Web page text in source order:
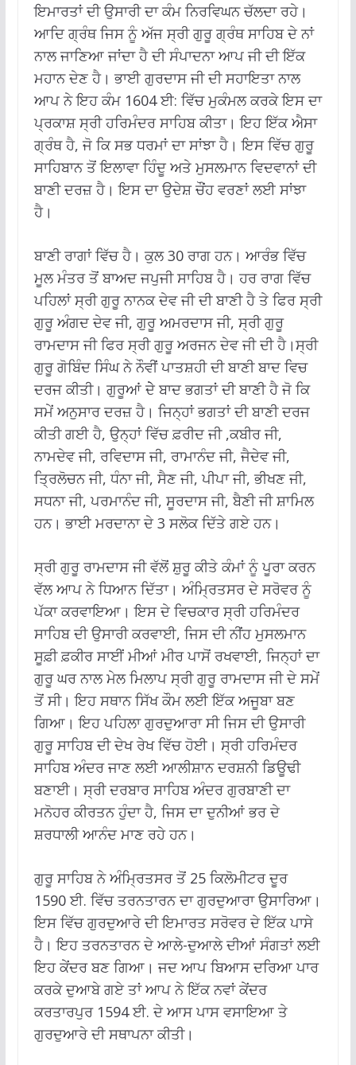
ਇਮਾਰਤਾਂ ਦੀ ਉਸਾਰੀ ਦਾ ਕੰਮ ਨਿਰਵਿਘਨ ਚੱਲਦਾ ਰਹੇ।
ਆਦਿ ਗ੍ਰੰਥ ਜਿਸ ਨੂੰ ਅੱਜ ਸ੍ਰੀ ਗੁਰੂ ਗ੍ਰੰਥ ਸਾਹਿਬ ਦੇ ਨਾਂ
ਨਾਲ ਜਾਣਿਆ ਜਾਂਦਾ ਹੈ ਦੀ ਸੰਪਾਦਨਾ ਆਪ ਜੀ ਦੀ ਇੱਕ
ਮਹਾਨ ਦੇਣ ਹੈ। ਭਾਈ ਗੁਰਦਾਸ ਜੀ ਦੀ ਸਹਾਇਤਾ ਨਾਲ
ਆਪ ਨੇ ਇਹ ਕੰਮ 1604 ਈ: ਵਿੱਚ ਮੁਕੰਮਲ ਕਰਕੇ ਇਸ ਦਾ
ਪ੍ਰਕਾਸ਼ ਸ੍ਰੀ ਹਰਿਮੰਦਰ ਸਾਹਿਬ ਕੀਤਾ। ਇਹ ਇੱਕ ਐਸਾ
ਗ੍ਰੰਥ ਹੈ, ਜੋ ਕਿ ਸਭ ਧਰਮਾਂ ਦਾ ਸਾਂਝਾ ਹੈ। ਇਸ ਵਿੱਚ ਗੁਰੂ
ਸਾਹਿਬਾਨ ਤੋਂ ਇਲਾਵਾ ਹਿੰਦੂ ਅਤੇ ਮੁਸਲਮਾਨ ਵਿਦਵਾਨਾਂ ਦੀ
ਬਾਣੀ ਦਰਜ਼ ਹੈ। ਇਸ ਦਾ ਉਦੇਸ਼ ਚੌਂਹ ਵਰਣਾਂ ਲਈ ਸਾਂਝਾ
ਹੈ।
ਬਾਣੀ ਰਾਗਾਂ ਵਿੱਚ ਹੈ। ਕੁਲ 30 ਰਾਗ ਹਨ। ਆਰੰਭ ਵਿੱਚ
ਮੂਲ ਮੰਤਰ ਤੋਂ ਬਾਅਦ ਜਪੁਜੀ ਸਾਹਿਬ ਹੈ। ਹਰ ਰਾਗ ਵਿੱਚ
ਪਹਿਲਾਂ ਸ੍ਰੀ ਗੁਰੂ ਨਾਨਕ ਦੇਵ ਜੀ ਦੀ ਬਾਣੀ ਹੈ ਤੇ ਫਿਰ ਸ੍ਰੀ
ਗੁਰੂ ਅੰਗਦ ਦੇਵ ਜੀ, ਗੁਰੂ ਅਮਰਦਾਸ ਜੀ, ਸ੍ਰੀ ਗੁਰੂ
ਰਾਮਦਾਸ ਜੀ ਫਿਰ ਸ੍ਰੀ ਗੁਰੂ ਅਰਜਨ ਦੇਵ ਜੀ ਦੀ ਹੈ।ਸ੍ਰੀ
ਗੁਰੂ ਗੋਬਿੰਦ ਸਿੰਘ ਨੇ ਨੌਵੀਂ ਪਾਤਸ਼ਹੀ ਦੀ ਬਾਣੀ ਬਾਦ ਵਿਚ
ਦਰਜ ਕੀਤੀ। ਗੁਰੂਆਂ ਦੇੇ ਬਾਦ ਭਗਤਾਂ ਦੀ ਬਾਣੀ ਹੈ ਜੋ ਕਿ
ਸਮੇਂ ਅਨੁਸਾਰ ਦਰਜ਼ ਹੈ। ਜਿਨ੍ਹਾਂ ਭਗਤਾਂ ਦੀ ਬਾਣੀ ਦਰਜ
ਕੀਤੀ ਗਈ ਹੈ, ਉਨ੍ਹਾਂ ਵਿੱਚ ਫ਼ਰੀਦ ਜੀ ,ਕਬੀਰ ਜੀ,
ਨਾਮਦੇਵ ਜੀ, ਰਵਿਦਾਸ ਜੀ, ਰਾਮਾਨੰਦ ਜੀ, ਜੈਦੇਵ ਜੀ,
ਤ੍ਰਿਲੋਚਨ ਜੀ, ਧੰਨਾ ਜੀ, ਸੈਣ ਜੀ, ਪੀਪਾ ਜੀ, ਭੀਖਣ ਜੀ,
ਸਧਨਾ ਜੀ, ਪਰਮਾਨੰਦ ਜੀ, ਸੂਰਦਾਸ ਜੀ, ਬੈਣੀ ਜੀ ਸ਼ਾਮਿਲ
ਹਨ। ਭਾਈ ਮਰਦਾਨਾ ਦੇ 3 ਸਲੋਕ ਦਿੱਤੇ ਗਏ ਹਨ।
ਸ੍ਰੀ ਗੁਰੂ ਰਾਮਦਾਸ ਜੀ ਵੱਲੋਂ ਸ਼ੁਰੂ ਕੀਤੇ ਕੰਮਾਂ ਨੂੰ ਪੂਰਾ ਕਰਨ
ਵੱਲ ਆਪ ਨੇ ਧਿਆਨ ਦਿੱਤਾ। ਅੰਮ੍ਰਿਤਸਰ ਦੇ ਸਰੋਵਰ ਨੂੰ
ਪੱਕਾ ਕਰਵਾਇਆ। ਇਸ ਦੇ ਵਿਚਕਾਰ ਸ੍ਰੀ ਹਰਿਮੰਦਰ
ਸਾਹਿਬ ਦੀ ਉਸਾਰੀ ਕਰਵਾਈ, ਜਿਸ ਦੀ ਨੀਂਹ ਮੁਸਲਮਾਨ
ਸੂਫ਼ੀ ਫ਼ਕੀਰ ਸਾਈਂ ਮੀਆਂ ਮੀਰ ਪਾਸੋਂ ਰਖਵਾਈ, ਜਿਨ੍ਹਾਂ ਦਾ
ਗੁਰੂ ਘਰ ਨਾਲ ਮੇਲ ਮਿਲਾਪ ਸ੍ਰੀ ਗੁਰੂ ਰਾਮਦਾਸ ਜੀ ਦੇ ਸਮੇਂ
ਤੋਂ ਸੀ। ਇਹ ਸਥਾਨ ਸਿੱਖ ਕੌਮ ਲਈ ਇੱਕ ਅਜੂਬਾ ਬਣ
ਗਿਆ। ਇਹ ਪਹਿਲਾ ਗੁਰਦੁਆਰਾ ਸੀ ਜਿਸ ਦੀ ਉਸਾਰੀ
ਗੁਰੂ ਸਾਹਿਬ ਦੀ ਦੇਖ ਰੇਖ ਵਿੱਚ ਹੋਈ। ਸ੍ਰੀ ਹਰਿਮੰਦਰ
ਸਾਹਿਬ ਅੰਦਰ ਜਾਣ ਲਈ ਆਲੀਸ਼ਾਨ ਦਰਸ਼ਨੀ ਡਿਊਢੀ
ਬਣਾਈ। ਸ੍ਰੀ ਦਰਬਾਰ ਸਾਹਿਬ ਅੰਦਰ ਗੁਰਬਾਣੀ ਦਾ
ਮਨੋਹਰ ਕੀਰਤਨ ਹੁੰਦਾ ਹੈ, ਜਿਸ ਦਾ ਦੁਨੀਆਂ ਭਰ ਦੇ
ਸ਼ਰਧਾਲੀ ਆਨੰਦ ਮਾਣ ਰਹੇ ਹਨ।
ਗੁਰੂ ਸਾਹਿਬ ਨੇ ਅੰਮ੍ਰਿਤਸਰ ਤੋਂ 25 ਕਿਲੋਮੀਟਰ ਦੂਰ
1590 ਈ. ਵਿੱਚ ਤਰਨਤਾਰਨ ਦਾ ਗੁਰਦੁਆਰਾ ਉਸਾਰਿਆ।
ਇਸ ਵਿੱਚ ਗੁਰਦੁਆਰੇ ਦੀ ਇਮਾਰਤ ਸਰੋਵਰ ਦੇ ਇੱਕ ਪਾਸੇ
ਹੈ। ਇਹ ਤਰਨਤਾਰਨ ਦੇ ਆਲੇ-ਦੁਆਲੇ ਦੀਆਂ ਸੰਗਤਾਂ ਲਈ
ਇਹ ਕੇਂਦਰ ਬਣ ਗਿਆ। ਜਦ ਆਪ ਬਿਆਸ ਦਰਿਆ ਪਾਰ
ਕਰਕੇ ਦੁਆਬੇ ਗਏ ਤਾਂ ਆਪ ਨੇ ਇੱਕ ਨਵਾਂ ਕੇਂਦਰ
ਕਰਤਾਰਪੁਰ 1594 ਈ. ਦੇ ਆਸ ਪਾਸ ਵਸਾਇਆ ਤੇ
ਗੁਰਦੁਆਰੇ ਦੀ ਸਥਾਪਨਾ ਕੀਤੀ।